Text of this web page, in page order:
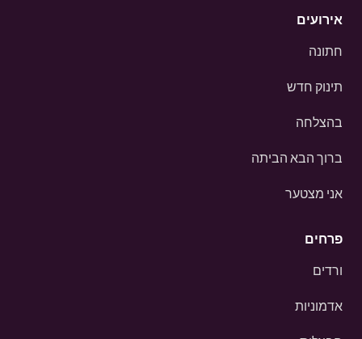
אירועים
חתונה
תינוק חדש
בהצלחה
ברוך הבא הביתה
אני מצטער
פרחים
ורדים
אדמוניות